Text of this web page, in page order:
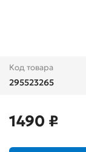
Код товара
295523265
1490 ₽